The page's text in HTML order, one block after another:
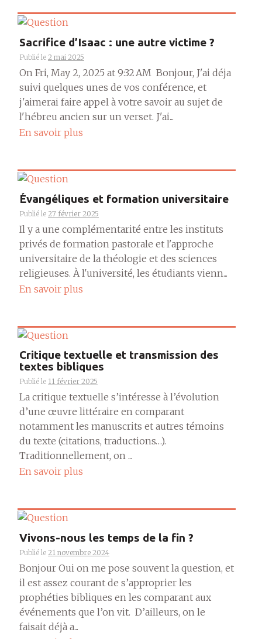
Sacrifice d’Isaac : une autre victime ?
Publié le 2 mai 2025
On Fri, May 2, 2025 at 9:32 AM Bonjour, J'ai déja
suivi quelques unes de vos conférence, et
j'aimerai faire appel à votre savoir au sujet de
l'hébreu ancien sur un verset. J'ai...
En savoir plus
Évangéliques et formation universitaire
Publié le 27 février 2025
Il y a une complémentarité entre les instituts
privés de formation pastorale et l'approche
universitaire de la théologie et des sciences
religieuses. À l'université, les étudiants vienn...
En savoir plus
Critique textuelle et transmission des
textes bibliques
Publié le 11 février 2025
La critique textuelle s’intéresse à l’évolution
d’une œuvre littéraire en comparant
notamment les manuscrits et autres témoins
du texte (citations, traductions…).
Traditionnellement, on ...
En savoir plus
Vivons-nous les temps de la fin ?
Publié le 21 novembre 2024
Bonjour Oui on me pose souvent la question, et
il est assez courant de s’approprier les
prophéties bibliques en les comparant aux
événements que l’on vit. D’ailleurs, on le
faisait déjà a...